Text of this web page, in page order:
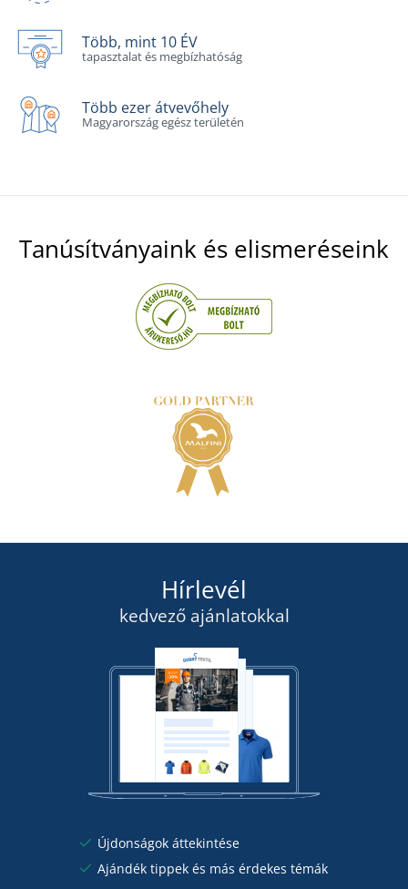
Több, mint 10 ÉV
tapasztalat és megbízhatóság
Több ezer átvevőhely
Magyarország egész területén
Tanúsítványaink és elismeréseink
Hírlevél
kedvező ajánlatokkal
Újdonságok áttekintése
Ajándék tippek és más érdekes témák